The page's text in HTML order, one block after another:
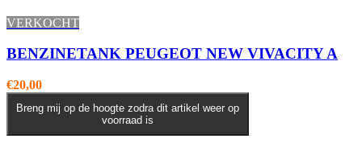
VERKOCHT
BENZINETANK PEUGEOT NEW VIVACITY A
€20,00
Breng mij op de hoogte zodra dit artikel weer op
voorraad is